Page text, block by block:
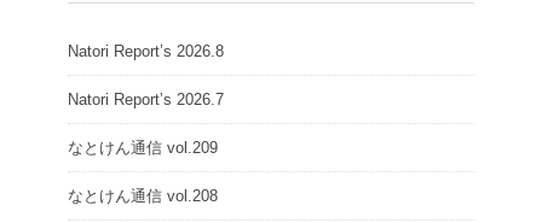
Natori Report’s 2026.8
Natori Report’s 2026.7
なとけん通信 vol.209
なとけん通信 vol.208